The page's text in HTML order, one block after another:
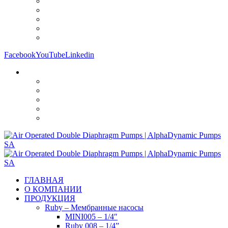
FacebookYouTubeLinkedin
ГЛАВНАЯ
О КОМПАНИИ
ПРОДУКЦИЯ
Ruby – Мембранные насосы
MINI005 – 1/4″
Ruby 008 – 1/4”